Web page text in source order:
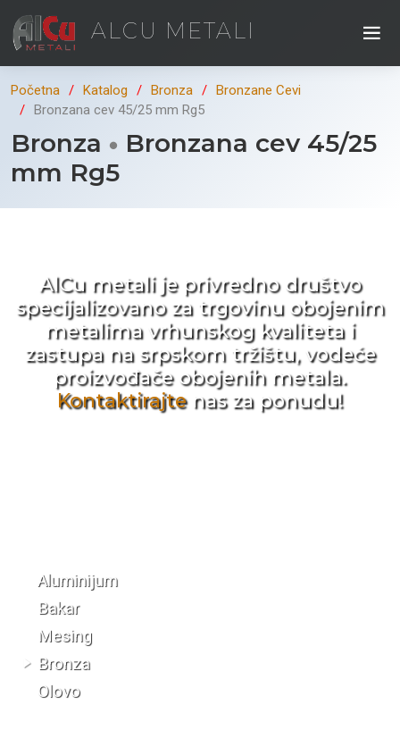
ALCU METALI
Početna Katalog Bronza
Bronzane Cevi
Bronzana cev 45/25 mm Rg5
Bronza
Bronzana cev 45/25
mm Rg5
AlCu metali je privredno društvo
specijalizovano za trgovinu obojenim
metalima vrhunskog kvaliteta i
zastupa na srpskom tržištu, vodeće
proizvođače obojenih metala.
Kontaktirajtenas za ponudu!
Aluminijum
Bakar
Mesing
Bronza
Olovo